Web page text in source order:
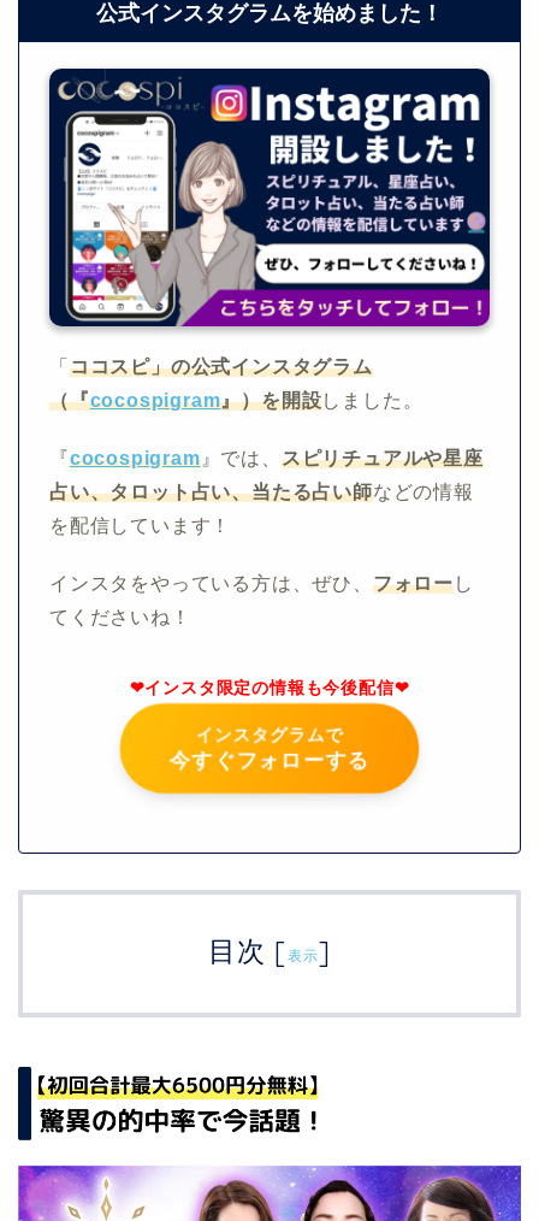
公式インスタグラムを始めました！
「 ココスピ」の公式インスタグラム
（『cocospigram』）を開設しました。
『cocospigram』では、 スピリチュアルや星座
占い、タロット占い、当たる占い師などの情報
を配信しています！
インスタをやっている方は、ぜひ、 フォローし
てくださいね！
❤︎インスタ限定の情報も今後配信❤︎
インスタグラムで
今すぐフォローする
目次 [表示]